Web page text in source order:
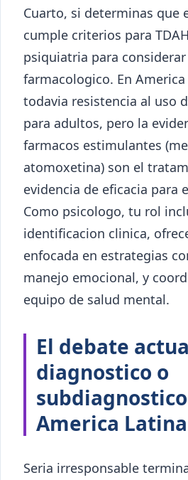
Cuarto, si determinas que
cumple criterios para
psiquiatria para
farmacologico. En
todavia resistencia al uso
para adultos, pero la
farmacos estimulantes
atomoxetina) son el
evidencia de eficacia para
Como psicologo, tu rol
identificacion clinica,
enfocada en estrategias
manejo emocional, y
equipo de salud mental.
El debate
diagnostico o
America Latina
Seria irresponsable